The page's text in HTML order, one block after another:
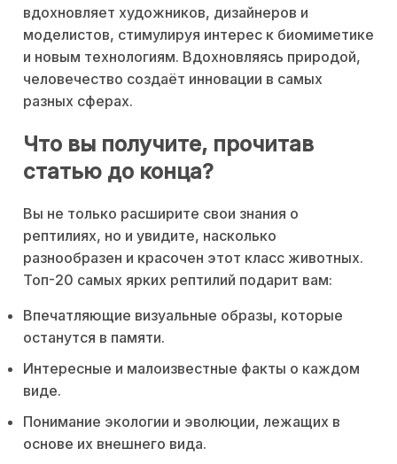
вдохновляет художников, дизайнеров и
моделистов, стимулируя интерес к биомиметике
и новым технологиям. Вдохновляясь природой,
человечество создаёт инновации в самых
разных сферах.
Что вы получите, прочитав
статью до конца?
Вы не только расширите свои знания о
рептилиях, но и увидите, насколько
разнообразен и красочен этот класс животных.
Топ-20 самых ярких рептилий подарит вам:
Впечатляющие визуальные образы, которые
останутся в памяти.
Интересные и малоизвестные факты о каждом
виде.
Понимание экологии и эволюции, лежащих в
основе их внешнего вида.